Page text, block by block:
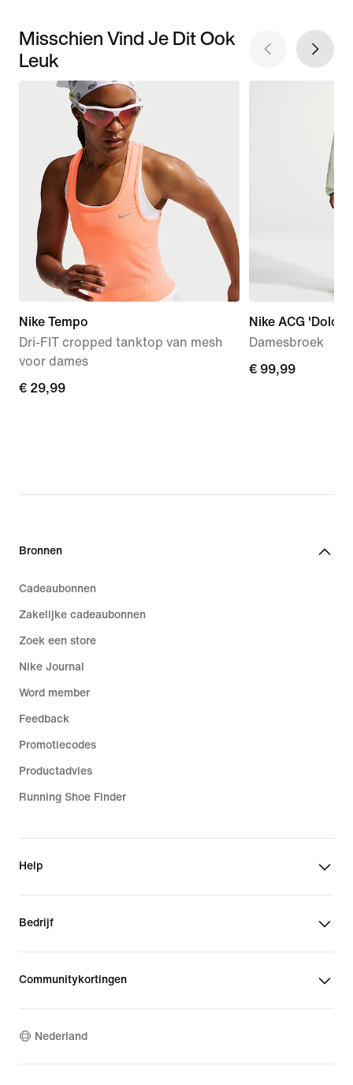
Misschien Vind Je Dit Ook
Leuk
Nike Tempo
Dri-FIT cropped tanktop van mesh
voor dames
€ 29,99
€ 29,99
Nike ACG
Damesbroek
€ 99,99
€ 99,99
Bronnen
Cadeaubonnen
Zakelijke cadeaubonnen
Zoek een store
Nike Journal
Word member
Feedback
Promotiecodes
Productadvies
Running Shoe Finder
Help
Bedrijf
Communitykortingen
Nederland